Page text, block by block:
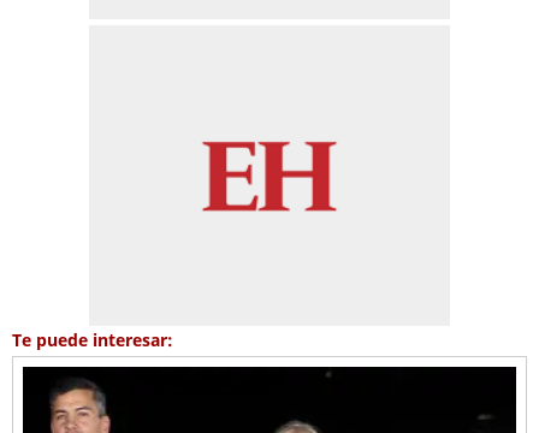
Te puede interesar: